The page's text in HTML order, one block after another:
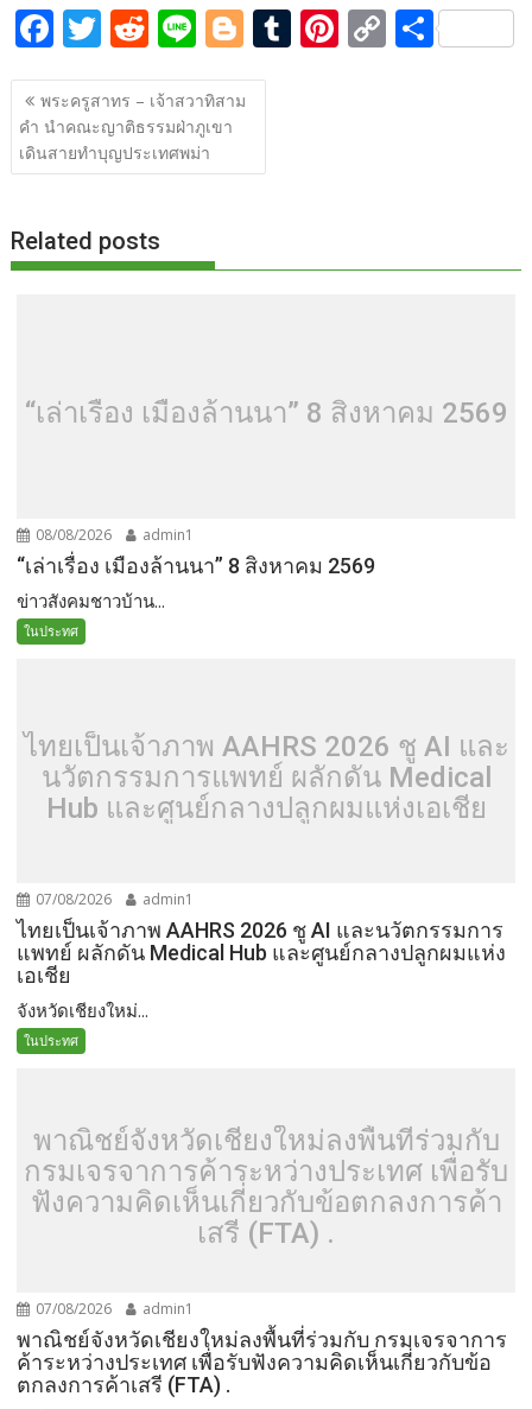
F
ac
e
b
o
k
T
w
itt
er
R
e
d
di
t
Li
n
e
Bl
o
g
er
T Pi C
k
S
แนะแนว
เรื่อง
พระครูสาทร – เจ้าสวาทิสาม
คำ นำคณะญาติธรรมฝ่าภูเขา
เดินสายทำบุญประเทศพม่า
Related posts
“เล่าเรื่อง เมืองล้านนา” 8 สิงหาคม 2569
08/08/2026 admin1
“เล่าเรื่อง เมืองล้านนา” 8 สิงหาคม 2569
ข่าวสังคมชาวบ้าน...
ในประทศ
ไทยเป็นเจ้าภาพ AAHRS 2026 ชู AI และ
นวัตกรรมการแพทย์ ผลักดัน Medical
Hub และศูนย์กลางปลูกผมแห่งเอเชีย
07/08/2026 admin1
ไทยเป็นเจ้าภาพ AAHRS 2026 ชู AI และนวัตกรรมการ
แพทย์ ผลักดัน Medical Hub และศูนย์กลางปลูกผมแห่ง
เอเชีย
จังหวัดเชียงใหม่...
ในประทศ
พาณิชย์จังหวัดเชียงใหม่ลงพื้นที่ร่วมกับ
กรมเจรจาการค้าระหว่างประเทศ เพื่อรับ
ฟังความคิดเห็นเกี่ยวกับข้อตกลงการค้า
เสรี (FTA) .
07/08/2026 admin1
พาณิชย์จังหวัดเชียงใหม่ลงพื้นที่ร่วมกับ กรมเจรจาการ
ค้าระหว่างประเทศ เพื่อรับฟังความคิดเห็นเกี่ยวกับข้อ
ตกลงการค้าเสรี (FTA) .